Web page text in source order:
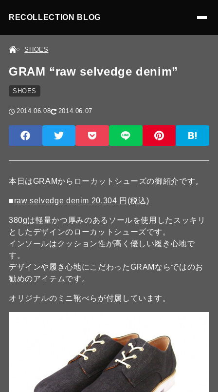
RECOLLECTION BLOG
SHOES
GRAM “raw selvedge denim”
SHOES
2014.06.08 2014.06.07
本日はGRAMからローカットシューズの御紹介です。
■raw selvedge denim 20,304 円(税込)
380gは軽量かつ厚みのあるソールを使用したスッキリ
としたデザインのローカットシューズです。
インソールはクッション性が高く優しい履き心地で
す。
デザインや履き心地にこだわったGRAMならではのお
勧めのアイテムです。
オリジナルのミニ靴べらが付属しています。